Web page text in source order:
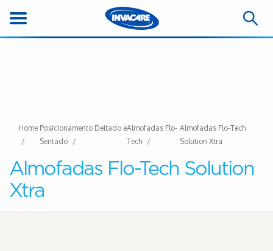
Home Posicionamento Deitado e
Sentado
Almofadas Flo-
Tech
Almofadas Flo-Tech
Solution Xtra
Almofadas Flo-Tech Solution
Xtra